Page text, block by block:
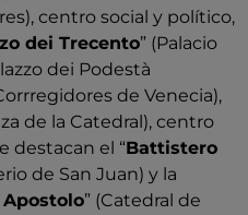
centro social y político,
dei Trecento” (Palacio
dei Podestà
de Venecia),
de la Catedral), centro
destacan el “Battistero
de San Juan) y la
” (Catedral de